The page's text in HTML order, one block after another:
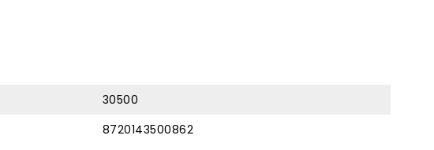
30500
8720143500862